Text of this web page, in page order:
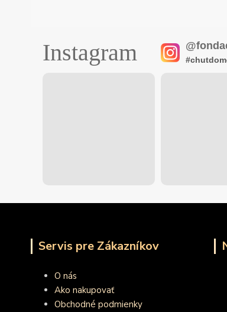
Instagram
Servis pre Zákazníkov
O nás
Ako nakupovať
Obchodné podmienky